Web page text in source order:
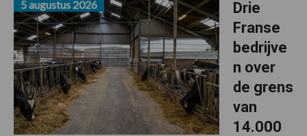
Drie
Franse
bedrijve
n over
de grens
van
14.000
5 augustus 2026